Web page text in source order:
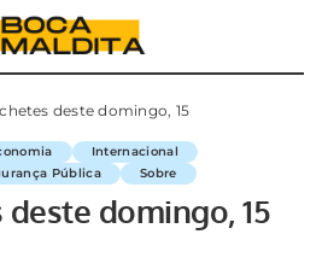
deste domingo, 15
Internacional
Pública Sobre
domingo, 15